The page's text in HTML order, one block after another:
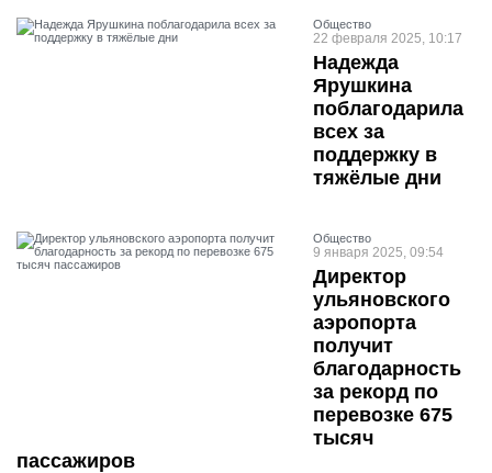
Общество
22 февраля 2025, 10:17
Надежда
Ярушкина
поблагодарила
всех за
поддержку в
тяжёлые дни
Общество
9 января 2025, 09:54
Директор
ульяновского
аэропорта
получит
благодарность
за рекорд по
перевозке 675
тысяч
пассажиров